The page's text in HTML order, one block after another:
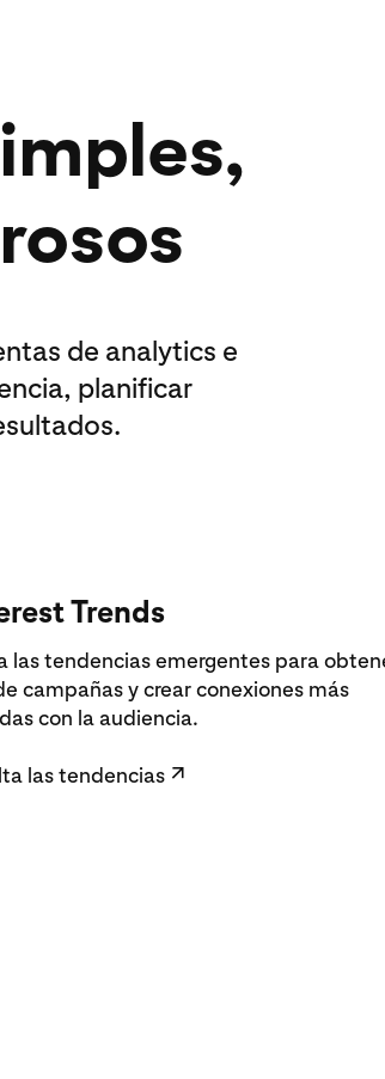
de analytics e
planificar
Trends
las tendencias emergentes para
campañas y crear conexiones más
con la audiencia.
las tendencias ↗